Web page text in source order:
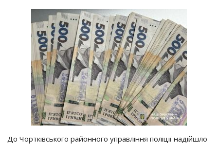
До Чортківського районного управління поліції надійшло